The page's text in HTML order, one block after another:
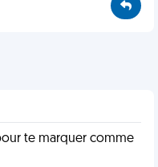
te marquer comme